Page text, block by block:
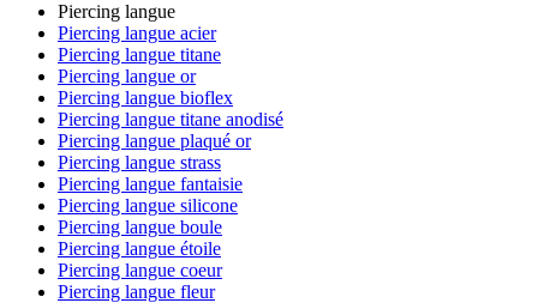
Piercing langue
Piercing langue acier
Piercing langue titane
Piercing langue or
Piercing langue bioflex
Piercing langue titane anodisé
Piercing langue plaqué or
Piercing langue strass
Piercing langue fantaisie
Piercing langue silicone
Piercing langue boule
Piercing langue étoile
Piercing langue coeur
Piercing langue fleur